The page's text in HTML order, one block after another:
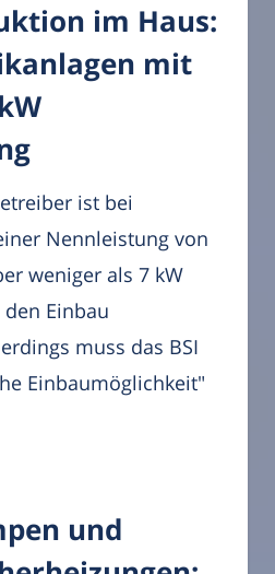
im Haus:
mit
ist bei
Nennleistung von
weniger als 7 kW
Einbau
muss das BSI
Einbaumöglichkeit"
und